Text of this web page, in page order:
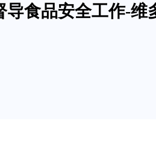
导食品安全工作-维